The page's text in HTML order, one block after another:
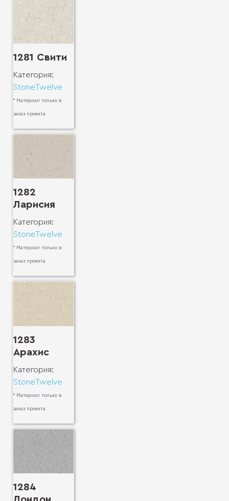
1281 Свити
Категория:
StoneTwelve
* Материал только в
заказ проекта
1282
Ларисия
Категория:
StoneTwelve
* Материал только в
заказ проекта
1283
Арахис
Категория:
StoneTwelve
* Материал только в
заказ проекта
1284